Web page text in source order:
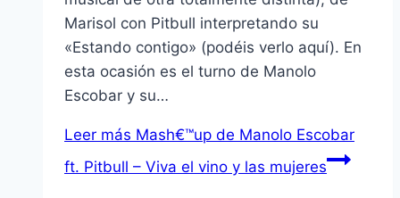
Marisol con Pitbull interpretando su
«Estando contigo» (podéis verlo aquí­). En
esta ocasión es el turno de Manolo
Escobar y su…
Leer más Mash€™up de Manolo Escobar
ft. Pitbull – Viva el vino y las mujeres